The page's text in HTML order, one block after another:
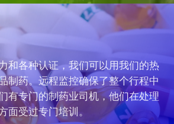
和各种认证，我们可以用我们的热
制药。远程监控确保了整个行程中
有专门的制药业司机，他们在处理
面受过专门培训。